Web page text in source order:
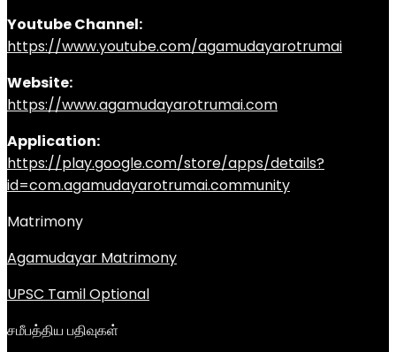
Youtube Channel:
https://www.youtube.com/agamudayarotrumai
Website:
https://www.agamudayarotrumai.com
Application:
https://play.google.com/store/apps/details?
id=com.agamudayarotrumai.community
Matrimony
Agamudayar Matrimony
UPSC Tamil Optional
சமீபத்திய பதிவுகள்